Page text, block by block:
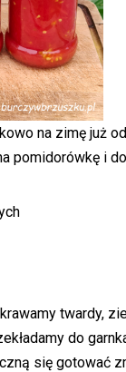
na zimę już
pomidorówkę i
twardy,
do
się gotować